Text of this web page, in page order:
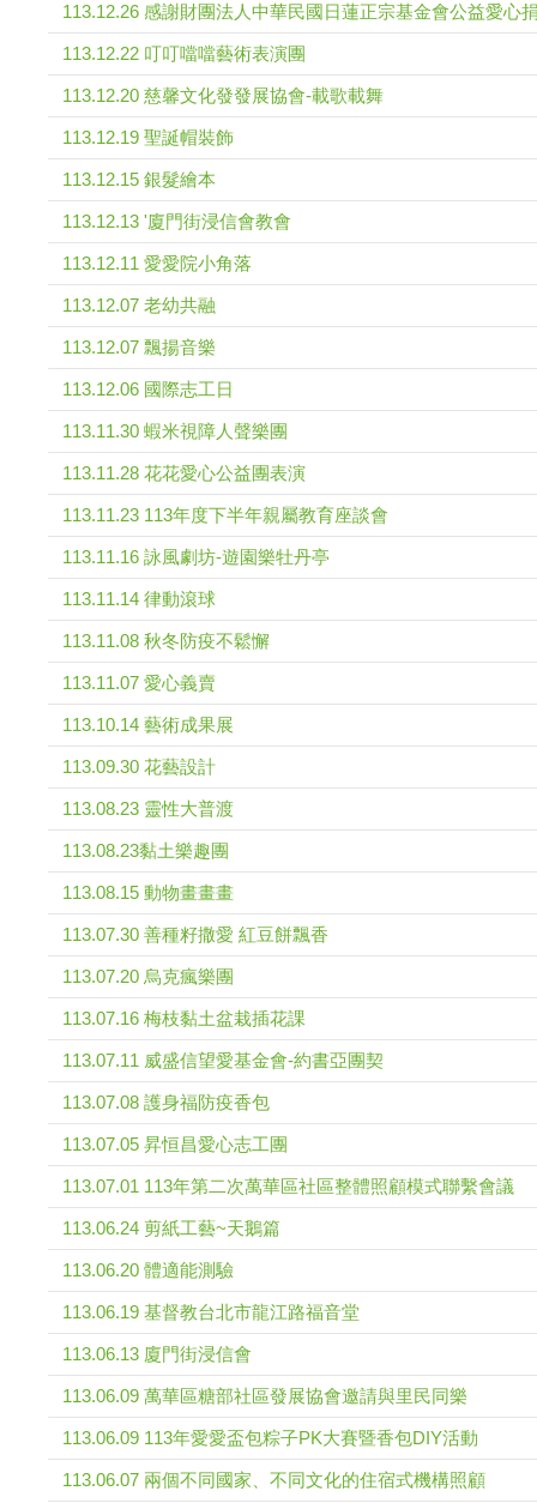
113.12.26 感謝財團法人中華民國日蓮正宗基金會公益愛心
113.12.22 叮叮噹噹藝術表演團
113.12.20 慈馨文化發發展協會-載歌載舞
113.12.19 聖誕帽裝飾
113.12.15 銀髮繪本
113.12.13 '廈門街浸信會教會
113.12.11 愛愛院小角落
113.12.07 老幼共融
113.12.07 飄揚音樂
113.12.06 國際志工日
113.11.30 蝦米視障人聲樂團
113.11.28 花花愛心公益團表演
113.11.23 113年度下半年親屬教育座談會
113.11.16 詠風劇坊-遊園樂牡丹亭
113.11.14 律動滾球
113.11.08 秋冬防疫不鬆懈
113.11.07 愛心義賣
113.10.14 藝術成果展
113.09.30 花藝設計
113.08.23 靈性大普渡
113.08.23黏土樂趣團
113.08.15 動物畫畫畫
113.07.30 善種籽撒愛 紅豆餅飄香
113.07.20 烏克瘋樂團
113.07.16 梅枝黏土盆栽插花課
113.07.11 威盛信望愛基金會-約書亞團契
113.07.08 護身福防疫香包
113.07.05 昇恒昌愛心志工團
113.07.01 113年第二次萬華區社區整體照顧模式聯繫會議
113.06.24 剪紙工藝~天鵝篇
113.06.20 體適能測驗
113.06.19 基督教台北市龍江路福音堂
113.06.13 廈門街浸信會
113.06.09 萬華區糖部社區發展協會邀請與里民同樂
113.06.09 113年愛愛盃包粽子PK大賽暨香包DIY活動
113.06.07 兩個不同國家、不同文化的住宿式機構照顧